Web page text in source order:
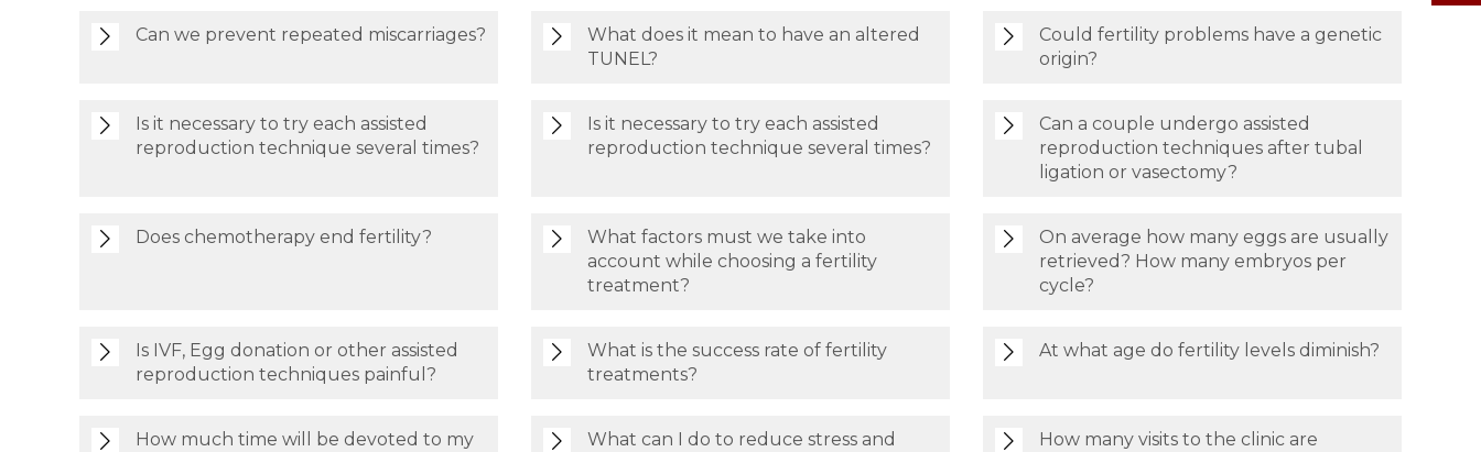
Can we prevent repeated miscarriages?
What does it mean to have an altered
TUNEL?
Could fertility problems have a genetic
origin?
Is it necessary to try each assisted
reproduction technique several times?
Is it necessary to try each assisted
reproduction technique several times?
Can a couple undergo assisted
reproduction techniques after tubal
ligation or vasectomy?
Does chemotherapy end fertility?
What factors must we take into
account while choosing a fertility
treatment?
On average how many eggs are usually
retrieved? How many embryos per
cycle?
Is IVF, Egg donation or other assisted
reproduction techniques painful?
What is the success rate of fertility
treatments?
At what age do fertility levels diminish?
How much time will be devoted to my
What can I do to reduce stress and
How many visits to the clinic are